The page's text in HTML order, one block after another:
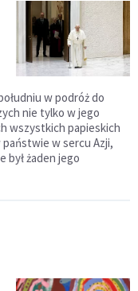
w podróż do
nie tylko w jego
wszystkich papieskich
w sercu Azji,
był żaden jego